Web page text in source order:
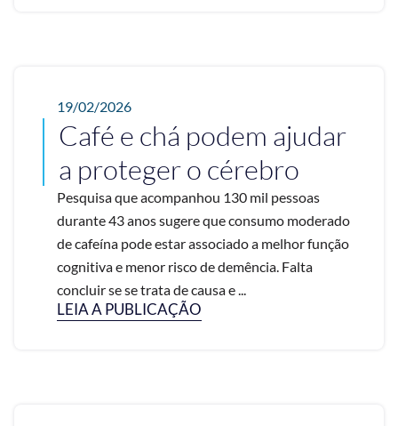
19/02/2026
Café e chá podem ajudar
a proteger o cérebro
Pesquisa que acompanhou 130 mil pessoas
durante 43 anos sugere que consumo moderado
de cafeína pode estar associado a melhor função
cognitiva e menor risco de demência. Falta
concluir se se trata de causa e ...
LEIA A PUBLICAÇÃO